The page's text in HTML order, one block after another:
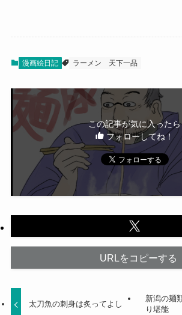
漫画絵日記 ラーメン 天下一品
この記事が気に入ったら
フォローしてね！
URLをコピーする
太刀魚の刺身は炙ってよし
新潟の麺
り堪能